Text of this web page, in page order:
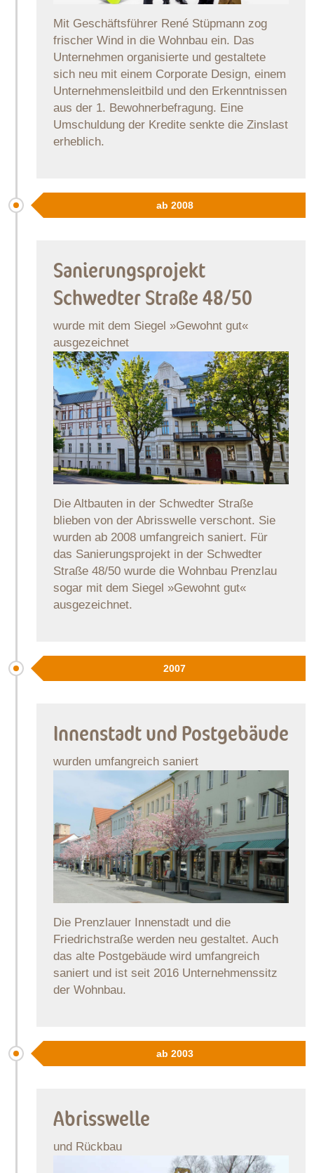
Mit Geschäftsführer René Stüpmann zog
frischer Wind in die Wohnbau ein. Das
Unternehmen organisierte und gestaltete
sich neu mit einem Corporate Design, einem
Unternehmensleitbild und den Erkenntnissen
aus der 1. Bewohnerbefragung. Eine
Umschuldung der Kredite senkte die Zinslast
erheblich.
ab 2008
Sanierungsprojekt
Schwedter Straße 48/50
wurde mit dem Siegel »Gewohnt gut«
ausgezeichnet
Die Altbauten in der Schwedter Straße
blieben von der Abrisswelle verschont. Sie
wurden ab 2008 umfangreich saniert. Für
das Sanierungsprojekt in der Schwedter
Straße 48/50 wurde die Wohnbau Prenzlau
sogar mit dem Siegel »Gewohnt gut«
ausgezeichnet.
2007
Innenstadt und Postgebäude
wurden umfangreich saniert
Die Prenzlauer Innenstadt und die
Friedrichstraße werden neu gestaltet. Auch
das alte Postgebäude wird umfangreich
saniert und ist seit 2016 Unternehmenssitz
der Wohnbau.
ab 2003
Abrisswelle
und Rückbau